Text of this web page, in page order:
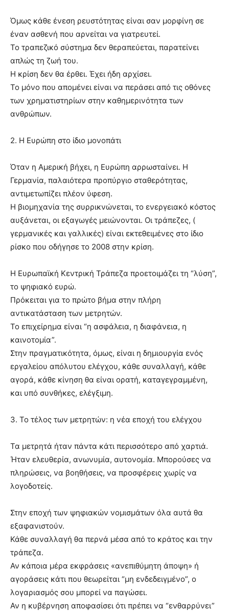
Όμως κάθε ένεση ρευστότητας είναι σαν μορφίνη σε
έναν ασθενή που αρνείται να γιατρευτεί.
Το τραπεζικό σύστημα δεν θεραπεύεται, παρατείνει
απλώς τη ζωή του.
Η κρίση δεν θα έρθει. Έχει ήδη αρχίσει.
Το μόνο που απομένει είναι να περάσει από τις οθόνες
των χρηματιστηρίων στην καθημερινότητα των
ανθρώπων.
2. Η Ευρώπη στο ίδιο μονοπάτι
Όταν η Αμερική βήχει, η Ευρώπη αρρωσταίνει. Η
Γερμανία, παλαιότερα προπύργιο σταθερότητας,
αντιμετωπίζει πλέον ύφεση.
Η βιομηχανία της συρρικνώνεται, το ενεργειακό κόστος
αυξάνεται, οι εξαγωγές μειώνονται. Οι τράπεζες, (
γερμανικές και γαλλικές) είναι εκτεθειμένες στο ίδιο
ρίσκο που οδήγησε το 2008 στην κρίση.
Η Ευρωπαϊκή Κεντρική Τράπεζα προετοιμάζει τη “λύση”,
το ψηφιακό ευρώ.
Πρόκειται για το πρώτο βήμα στην πλήρη
αντικατάσταση των μετρητών.
Το επιχείρημα είναι “η ασφάλεια, η διαφάνεια, η
καινοτομία”.
Στην πραγματικότητα, όμως, είναι η δημιουργία ενός
εργαλείου απόλυτου ελέγχου, κάθε συναλλαγή, κάθε
αγορά, κάθε κίνηση θα είναι ορατή, καταγεγραμμένη,
και υπό συνθήκες, ελέγξιμη.
3. Το τέλος των μετρητών: η νέα εποχή του ελέγχου
Τα μετρητά ήταν πάντα κάτι περισσότερο από χαρτιά.
Ήταν ελευθερία, ανωνυμία, αυτονομία. Μπορούσες να
πληρώσεις, να βοηθήσεις, να προσφέρεις χωρίς να
λογοδοτείς.
Στην εποχή των ψηφιακών νομισμάτων όλα αυτά θα
εξαφανιστούν.
Κάθε συναλλαγή θα περνά μέσα από το κράτος και την
τράπεζα.
Αν κάποια μέρα εκφράσεις «ανεπιθύμητη άποψη» ή
αγοράσεις κάτι που θεωρείται “μη ενδεδειγμένο”, ο
λογαριασμός σου μπορεί να παγώσει.
Αν η κυβέρνηση αποφασίσει ότι πρέπει να “ενθαρρύνει”